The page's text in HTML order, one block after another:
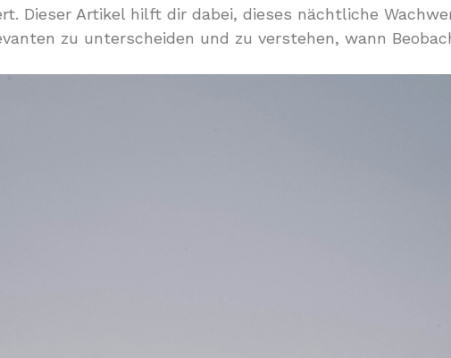
Dieser Artikel hilft dir dabei, dieses nächtliche
zu unterscheiden und zu verstehen, wann